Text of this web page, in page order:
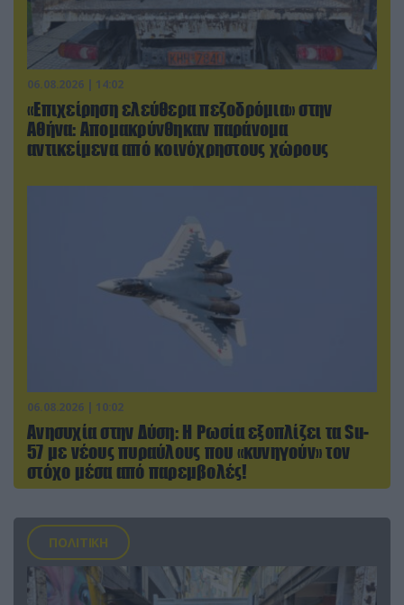
06.08.2026 | 14:02
«Επιχείρηση ελεύθερα πεζοδρόμια» στην
Αθήνα: Απομακρύνθηκαν παράνομα
αντικείμενα από κοινόχρηστους χώρους
06.08.2026 | 10:02
Ανησυχία στην Δύση: H Ρωσία εξοπλίζει τα Su-
57 με νέους πυραύλους που «κυνηγούν» τον
στόχο μέσα από παρεμβολές!
ΠΟΛΙΤΙΚΗ